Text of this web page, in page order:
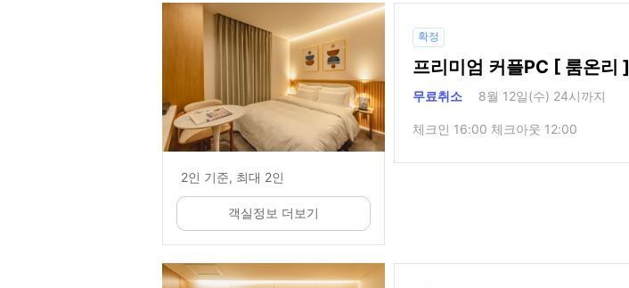
2인 기준, 최대 2인
객실정보 더보기
확정
프리미엄 커플PC [ 룸온리 ]
무료취소 8월 12일(수) 24시까지
체크인 16:00 체크아웃 12:00